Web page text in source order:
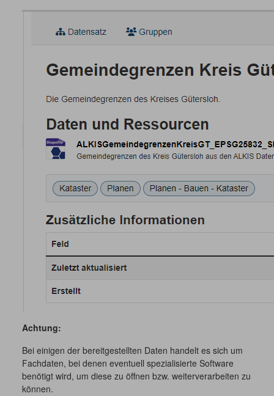
Achtung:
Bei einigen der bereitgestellten Daten handelt es sich um
Fachdaten, bei denen eventuell spezialisierte Software
benötigt wird, um diese zu öffnen bzw. weiterverarbeiten zu
können.